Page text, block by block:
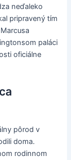
neďaleko
pripravený tím
paláci
oficiálne
pôrod v
doma.
rodinnom